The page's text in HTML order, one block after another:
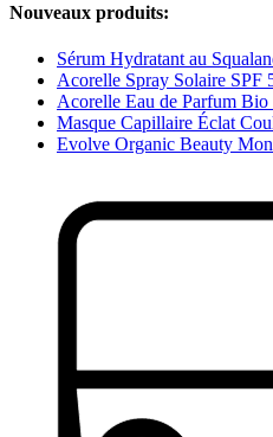
Nouveaux produits:
Sérum Hydratant au
Acorelle Spray Solaire SPF
Acorelle Eau de Parfum
Masque Capillaire Éclat
Evolve Organic Beauty